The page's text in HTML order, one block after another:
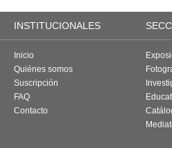
INSTITUCIONALES
Inicio
Quiénes somos
Suscripción
FAQ
Contacto